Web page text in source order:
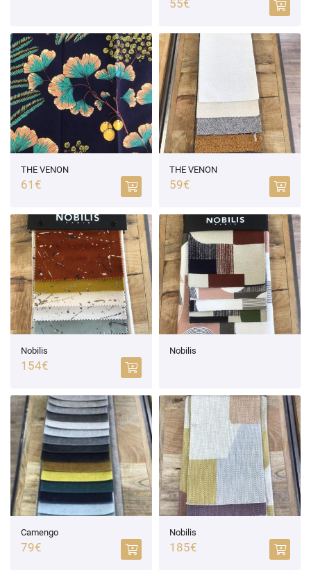
55€
THE VENON
61€
THE VENON
59€
Nobilis
154€
Nobilis
Camengo
79€
Nobilis
185€